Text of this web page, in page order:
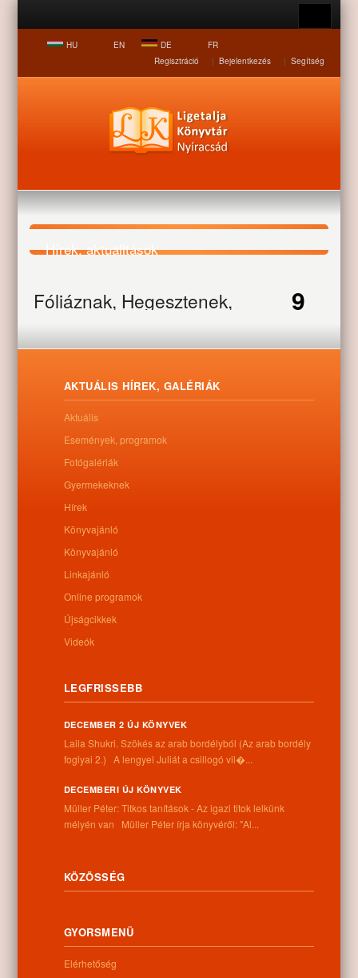
HU EN DE
FR
Regisztráció
| Bejelentkezés | Segítség
Hírek, aktualitások
Nyitólap Hírek, aktualitások
Fóliáznak, Hegesztenek,
Fóliáznak, Hegesztenek,
Letöltés
9
Kapcsolódó anyagok
Információk
4262 Nyíracsád, Kassai u. 4.
+36 52 206 031
AKTUÁLIS HÍREK, GALÉRIÁK
Aktuális
Események, programok
Fotógalériák
Gyermekeknek
Hírek
Könyvajánló
Könyvajánló
Linkajánló
Online programok
Újságcikkek
Videók
LEGFRISSEBB
DECEMBER 2 ÚJ KÖNYVEK
Laila Shukri. Szökés ​az arab bordélyból (Az arab bordély
foglyai 2.) A lengyel Juliát a csillogó vil�...
DECEMBERI ÚJ KÖNYVEK
Müller Péter: Titkos tanítások - Az igazi titok lelkünk
mélyén van Müller Péter írja könyvéről: "Al...
KÖZÖSSÉG
GYORSMENÜ
Elérhetőség